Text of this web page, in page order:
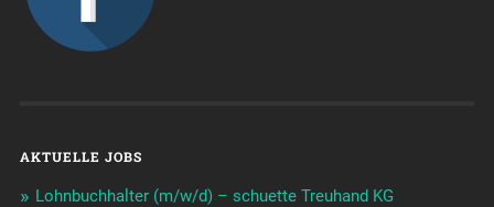
AKTUELLE JOBS
Lohnbuchhalter (m/w/d) – schuette Treuhand KG